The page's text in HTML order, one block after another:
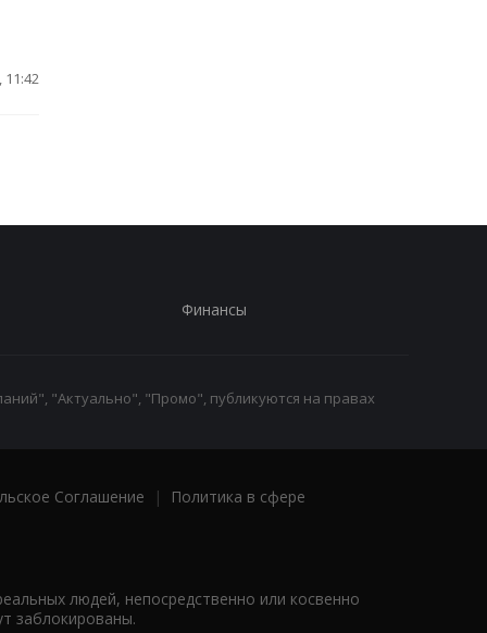
11:42
Финансы
"Актуально", "Промо", публикуются на правах
Соглашение |
Политика в сфере
людей, непосредственно или косвенно
заблокированы.